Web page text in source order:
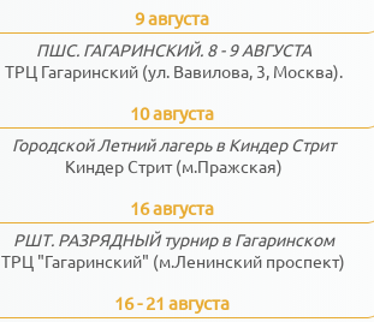
9 августа
ПШС. ГАГАРИНСКИЙ. 8 - 9 АВГУСТА
ТРЦ Гагаринский (ул. Вавилова, 3, Москва).
10 августа
Городской Летний лагерь в Киндер Стрит
Киндер Стрит (м.Пражская)
16 августа
РШТ. РАЗРЯДНЫЙ турнир в Гагаринском
ТРЦ "Гагаринский" (м.Ленинский проспект)
16 - 21 августа